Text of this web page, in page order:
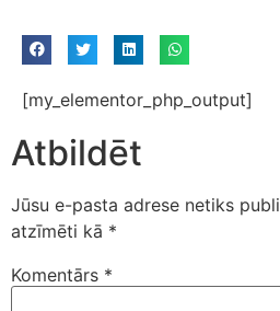
[my_elementor_php_output]
Atbildēt
Jūsu e-pasta adrese netiks
atzīmēti kā *
Komentārs *